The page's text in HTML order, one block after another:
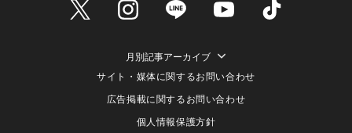
月別記事アーカイブ
サイト・媒体に関するお問い合わせ
広告掲載に関するお問い合わせ
個人情報保護方針